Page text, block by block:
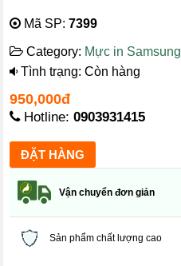
Mã SP:7399
Category: Mực in Samsung
Tình trạng: Còn hàng
950,000đ
Hotline:0903931415
Vận chuyển đơn giản
Sản phẩm chất lượng cao